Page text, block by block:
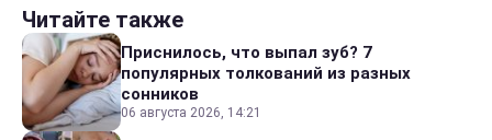
Читайте также
Приснилось, что выпал зуб? 7
популярных толкований из разных
сонников
06 августа 2026, 14:21